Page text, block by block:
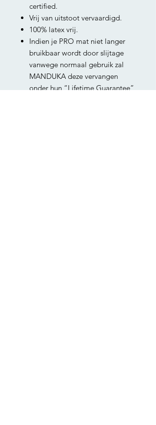
certified.
Vrij van uitstoot vervaardigd.
100% latex vrij.
Indien je PRO mat niet langer
bruikbaar wordt door slijtage
vanwege normaal gebruik zal
MANDUKA deze vervangen
onder hun “Lifetime Guarantee”